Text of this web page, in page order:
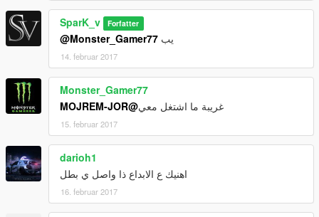
SparK_v Forfatter
@Monster_Gamer77 يب
14. februar 2017
Monster_Gamer77
غريبة ما اشتغل معي@MOJREM-JOR
15. februar 2017
darioh1
اهنيك ع الابداع ذا واصل ي بطل
16. februar 2017